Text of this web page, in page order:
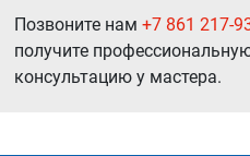
Позвоните нам +7 861 217-
получите
консультацию у мастера.